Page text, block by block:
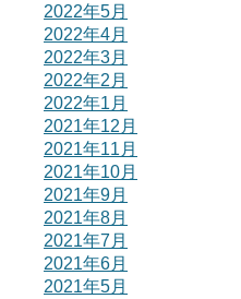
2022年5月
2022年4月
2022年3月
2022年2月
2022年1月
2021年12月
2021年11月
2021年10月
2021年9月
2021年8月
2021年7月
2021年6月
2021年5月